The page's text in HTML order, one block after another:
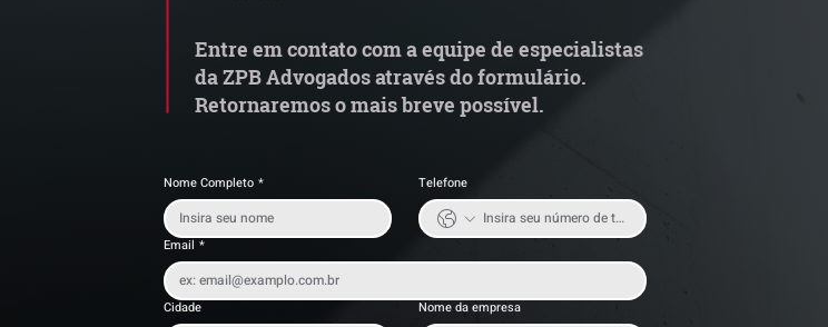
Entre em contato com a equipe de especialistas
da ZPB Advogados através do formulário.
Retornaremos o mais breve possível.
Nome Completo * Telefone
Email *
Cidade Nome da empresa